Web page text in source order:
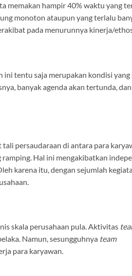
memakan hampir 40% waktu yang
monoton ataupun yang terlalu
pada menurunnya kinerja/
tentu saja merupakan kondisi yang
banyak agenda akan tertunda,
persaudaraan di antara para
Hal ini mengakibatkan
karena itu, dengan sejumlah
skala perusahaan pula. Aktivitas
Namun, sesungguhnya team
para karyawan.